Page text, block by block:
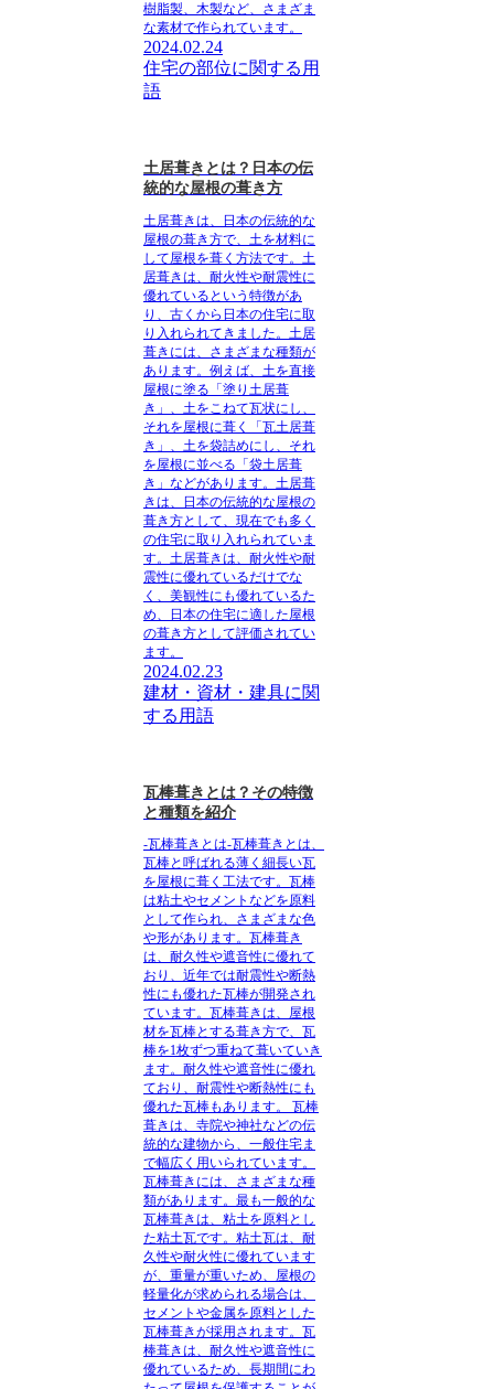
樹脂製、木製など、さまざま
な素材で作られています。
2024.02.24
住宅の部位に関する用
語
土居葺きとは？日本の伝
統的な屋根の葺き方
土居葺きは、日本の伝統的な
屋根の葺き方で、土を材料に
して屋根を葺く方法です。土
居葺きは、耐火性や耐震性に
優れているという特徴があ
り、古くから日本の住宅に取
り入れられてきました。土居
葺きには、さまざまな種類が
あります。例えば、土を直接
屋根に塗る「塗り土居葺
き」、土をこねて瓦状にし、
それを屋根に葺く「瓦土居葺
き」、土を袋詰めにし、それ
を屋根に並べる「袋土居葺
き」などがあります。土居葺
きは、日本の伝統的な屋根の
葺き方として、現在でも多く
の住宅に取り入れられていま
す。土居葺きは、耐火性や耐
震性に優れているだけでな
く、美観性にも優れているた
め、日本の住宅に適した屋根
の葺き方として評価されてい
ます。
2024.02.23
建材・資材・建具に関
する用語
瓦棒葺きとは？その特徴
と種類を紹介
-瓦棒葺きとは-瓦棒葺きとは、
瓦棒と呼ばれる薄く細長い瓦
を屋根に葺く工法です。瓦棒
は粘土やセメントなどを原料
として作られ、さまざまな色
や形があります。瓦棒葺き
は、耐久性や遮音性に優れて
おり、近年では耐震性や断熱
性にも優れた瓦棒が開発され
ています。瓦棒葺きは、屋根
材を瓦棒とする葺き方で、瓦
棒を1枚ずつ重ねて葺いていき
ます。耐久性や遮音性に優れ
ており、耐震性や断熱性にも
優れた瓦棒もあります。 瓦棒
葺きは、寺院や神社などの伝
統的な建物から、一般住宅ま
で幅広く用いられています。
瓦棒葺きには、さまざまな種
類があります。最も一般的な
瓦棒葺きは、粘土を原料とし
た粘土瓦です。粘土瓦は、耐
久性や耐火性に優れています
が、重量が重いため、屋根の
軽量化が求められる場合は、
セメントや金属を原料とした
瓦棒葺きが採用されます。瓦
棒葺きは、耐久性や遮音性に
優れているため、長期間にわ